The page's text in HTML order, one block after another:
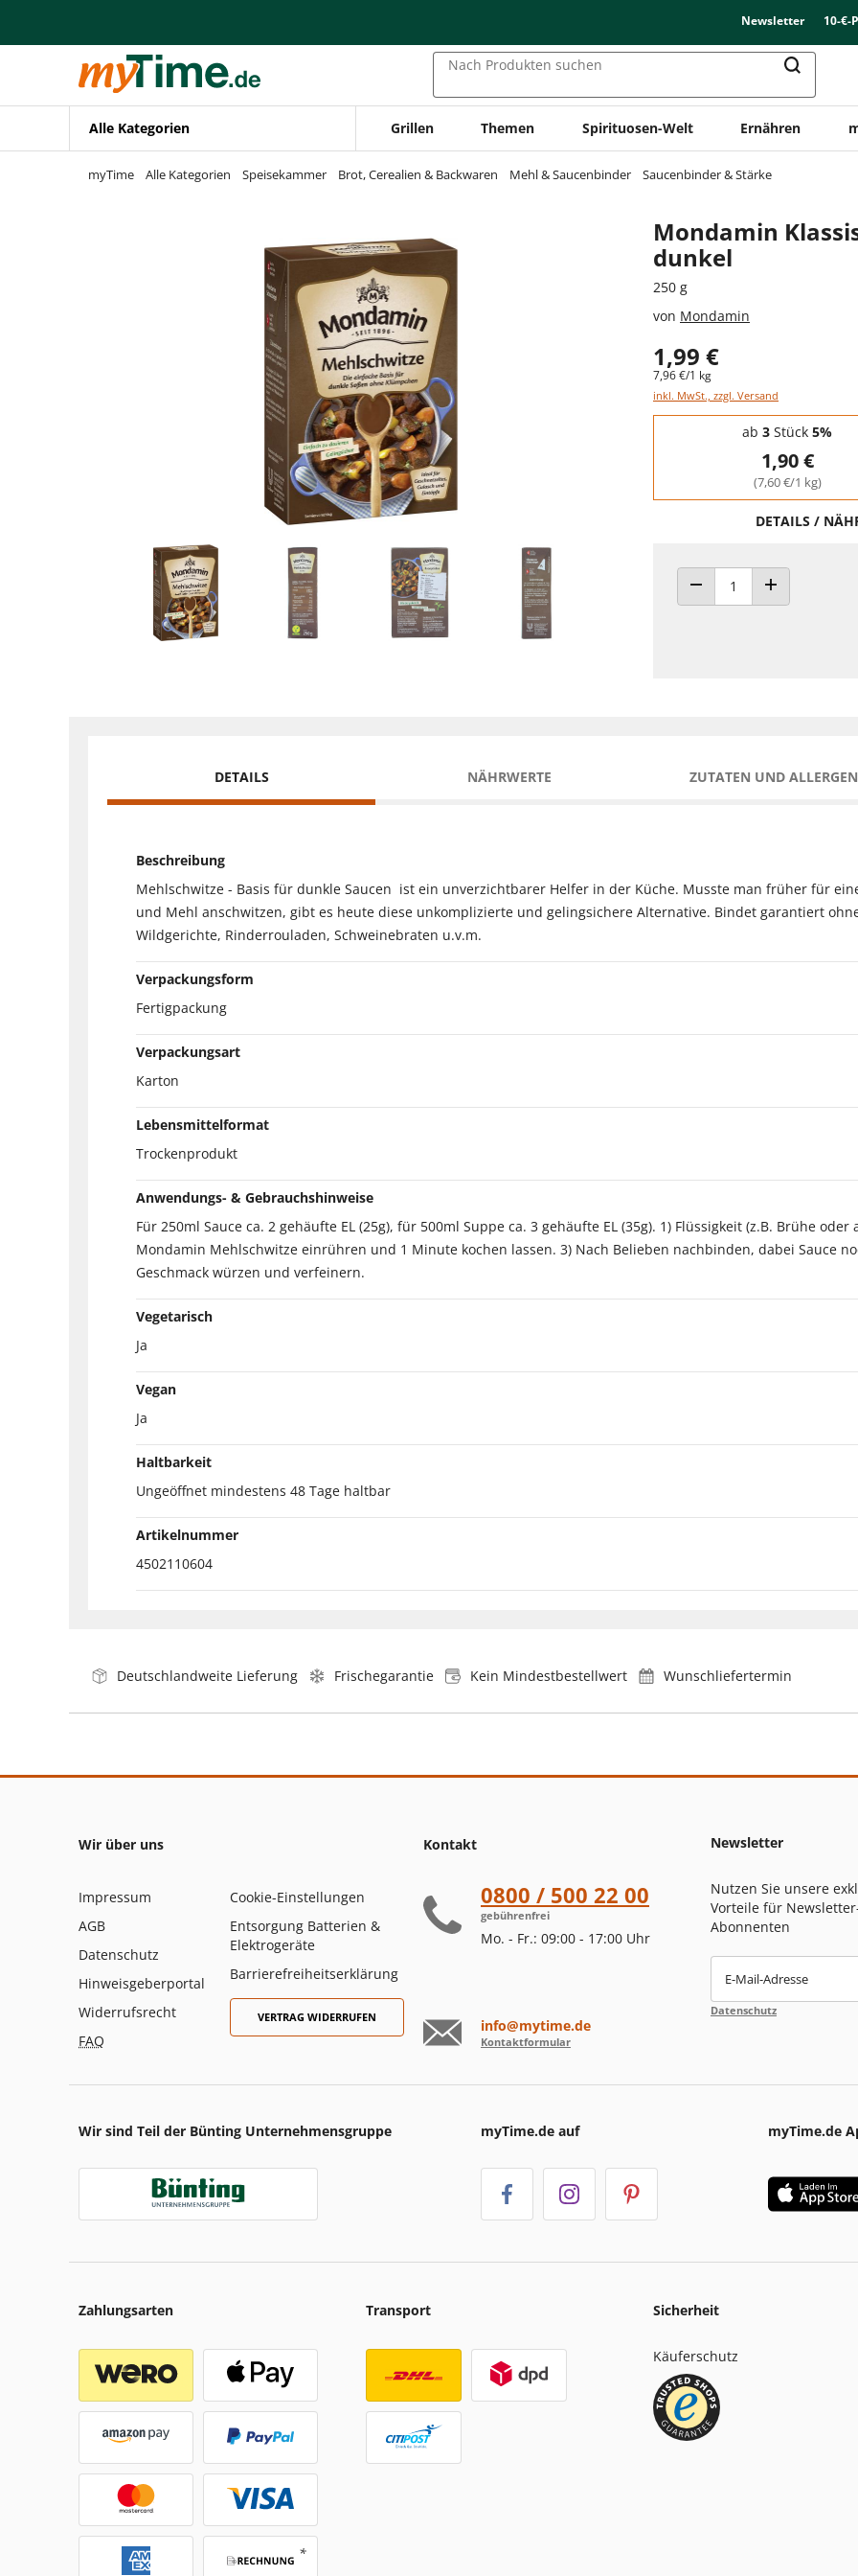
Zur Navigation springen
Zur Suche springen
Newsletter 10-€-
Nach Produkten suchen
Alle Kategorien Grillen Themen Spirituosen-Welt Ernähren
myTime Alle Kategorien Speisekammer Brot, Cerealien & Backwaren Mehl & Saucenbinder Saucenbinder & Stärke
Mondamin
dunkel
250 g
von Mondamin
1,99 €
7,96 €/1 kg
inkl. MwSt., zzgl. Versand
Staffelpreise - Mengenrabatt
ab 3 Stück 5%
1,90 €
(7,60 €/1 kg)
DETAILS /
ANZAHL VERRINGERN
ANZAHL
DETAILS NÄHRWERTE ZUTATEN UND
Beschreibung
Mehlschwitze - Basis für dunkle Saucen ist ein unverzichtbarer Helfer in der Küche. Musste man früher für
und Mehl anschwitzen, gibt es heute diese unkomplizierte und gelingsichere Alternative. Bindet garantiert
Wildgerichte, Rinderrouladen, Schweinebraten u.v.m.
Verpackungsform
Fertigpackung
Verpackungsart
Karton
Lebensmittelformat
Trockenprodukt
Anwendungs- & Gebrauchshinweise
Für 250ml Sauce ca. 2 gehäufte EL (25g), für 500ml Suppe ca. 3 gehäufte EL (35g). 1) Flüssigkeit (z.B. Brühe
Mondamin Mehlschwitze einrühren und 1 Minute kochen lassen. 3) Nach Belieben nachbinden, dabei Sauce
Geschmack würzen und verfeinern.
Vegetarisch
Ja
Vegan
Ja
Haltbarkeit
Ungeöffnet mindestens 48 Tage haltbar
Artikelnummer
4502110604
Deutschlandweite Lieferung Frischegarantie Kein Mindestbestellwert Wunschliefertermin
Wir über uns
Impressum
AGB
Datenschutz
Hinweisgeberportal
Widerrufsrecht
FAQ
Cookie-Einstellungen
Entsorgung Batterien &
Elektrogeräte
Barrierefreiheitserklärung
VERTRAG WIDERRUFEN
Kontakt
0800 / 500 22 00
gebührenfrei
Mo. - Fr.: 09:00 - 17:00 Uhr
info@mytime.de
Kontaktformular
Newsletter
Nutzen Sie unsere
Vorteile für
Abonnenten
E-Mail-Adresse
Datenschutz
Wir sind Teil der Bünting Unternehmensgruppe myTime.de auf myTime.de
Zahlungsarten Transport Sicherheit
Käuferschutz